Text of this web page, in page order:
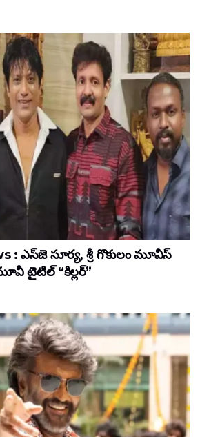
: ఎస్‌జె సూర్య, శ్రీ గొకులం మూవీస్‌
టైటిల్ “కిల్లర్”